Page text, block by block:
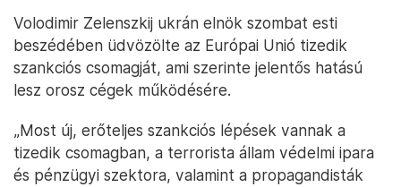
Volodimir Zelenszkij ukrán elnök szombat esti
beszédében üdvözölte az Európai Unió tizedik
szankciós csomagját, ami szerinte jelentős hatású
lesz orosz cégek működésére.
„Most új, erőteljes szankciós lépések vannak a
tizedik csomagban, a terrorista állam védelmi ipara
és pénzügyi szektora, valamint a propagandisták